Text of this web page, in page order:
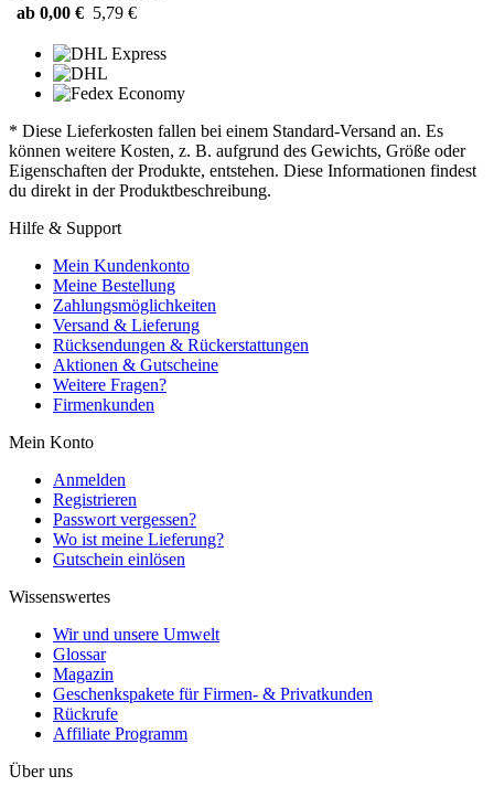
ab 0,00 € 5,79 €
* Diese Lieferkosten fallen bei einem Standard-Versand an. Es
können weitere Kosten, z. B. aufgrund des Gewichts, Größe oder
Eigenschaften der Produkte, entstehen. Diese Informationen findest
du direkt in der Produktbeschreibung.
Hilfe & Support
Mein Kundenkonto
Meine Bestellung
Zahlungsmöglichkeiten
Versand & Lieferung
Rücksendungen & Rückerstattungen
Aktionen & Gutscheine
Weitere Fragen?
Firmenkunden
Mein Konto
Anmelden
Registrieren
Passwort vergessen?
Wo ist meine Lieferung?
Gutschein einlösen
Wissenswertes
Wir und unsere Umwelt
Glossar
Magazin
Geschenkspakete für Firmen- & Privatkunden
Rückrufe
Affiliate Programm
Über uns